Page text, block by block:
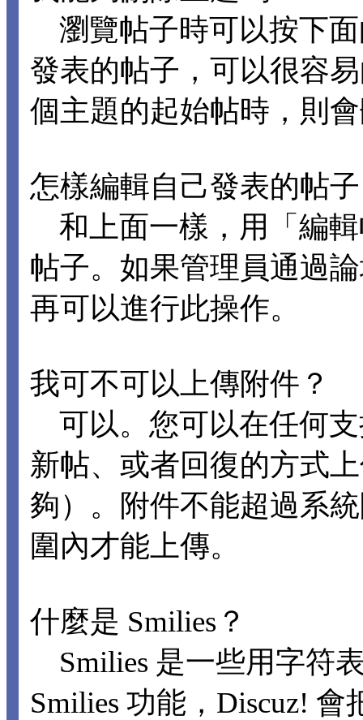
瀏覽帖子時可以按下
發表的帖子，可以很容
個主題的起始帖時，則
怎樣編輯自己發表的帖
和上面一樣，用「編
帖子。如果管理員通過
再可以進行此操作。
我可不可以上傳附件？
可以。您可以在任何
新帖、或者回復的方式
夠）。附件不能超過系
圍內才能上傳。
什麼是 Smilies？
Smilies 是一些用字符
Smilies 功能，Discuz!